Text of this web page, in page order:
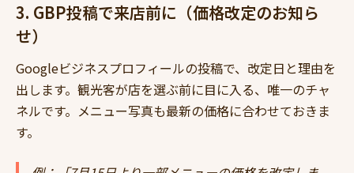
3. GBP投稿で来店前に（価格改定のお知ら
せ）
Googleビジネスプロフィールの投稿で、改定日と理由を
出します。観光客が店を選ぶ前に目に入る、唯一のチャ
ネルです。メニュー写真も最新の価格に合わせておきま
す。